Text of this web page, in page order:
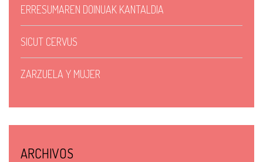
ERRESUMAREN DOINUAK KANTALDIA
SICUT CERVUS
ZARZUELA Y MUJER
ARCHIVOS